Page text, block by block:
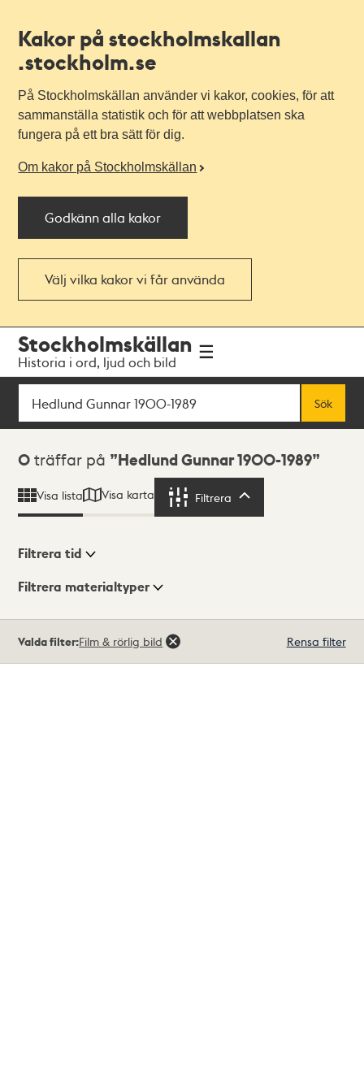
Kakor på stockholmskallan
.stockholm.se
På Stockholmskällan använder vi kakor, cookies, för att
sammanställa statistik och för att webbplatsen ska
fungera på ett bra sätt för dig.
Om kakor på Stockholmskällan
Godkänn alla kakor
Välj vilka kakor vi får använda
navigationen
huvudinnehållet
Stockholmskällan
Historia i ord, ljud och bild
Sök
Sök
Sökresultat
0 träffar på Hedlund Gunnar 1900-1989
Visa lista Visa karta Filtrera
Visningsläge
Filtrera tid
Filtrera materialtyper
träffar
Valda filter:Film & rörlig bild Rensa filter